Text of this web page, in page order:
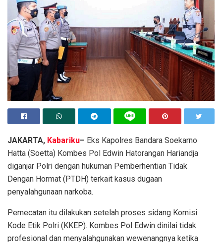
JAKARTA, Kabariku– Eks Kapolres Bandara Soekarno
Hatta (Soetta) Kombes Pol Edwin Hatorangan Hariandja
diganjar Polri dengan hukuman Pemberhentian Tidak
Dengan Hormat (PTDH) terkait kasus dugaan
penyalahgunaan narkoba.
Pemecatan itu dilakukan setelah proses sidang Komisi
Kode Etik Polri (KKEP). Kombes Pol Edwin dinilai tidak
profesional dan menyalahgunakan wewenangnya ketika